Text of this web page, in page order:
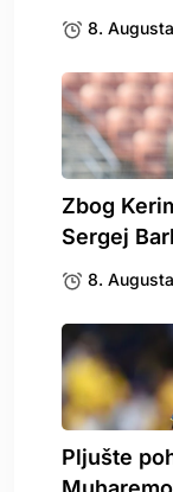
8.
Zbog
Sergej
8.
Pljušte